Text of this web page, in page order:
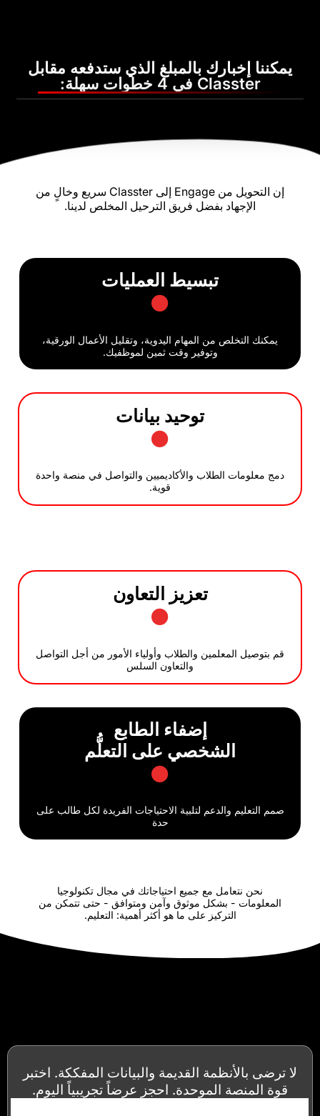
بالمبلغ الذي ستدفعه مقابل
إن التحويل من Engage إلى Classter سريع وخالٍ من
بفضل فريق الترحيل المخلص لدينا.
تبسيط العمليات
من المهام اليدوية، وتقليل الأعمال الورقية،
وتوفير وقت ثمين لموظفيك.
توحيد بيانات
الطلاب والأكاديميين والتواصل في منصة واحدة
تعزيز التعاون
المعلمين والطلاب وأولياء الأمور من أجل التواصل
إضفاء الطابع
الشخصي على التعلُّم
والدعم لتلبية الاحتياجات الفريدة لكل طالب على
مع جميع احتياجاتك في مجال تكنولوجيا
- بشكل موثوق وآمن ومتوافق - حتى تتمكن من
التركيز على ما هو أكثر أهمية: التعليم.
القديمة والبيانات المفككة. اختبر
الموحدة. احجز عرضاً تجريبياً اليوم.